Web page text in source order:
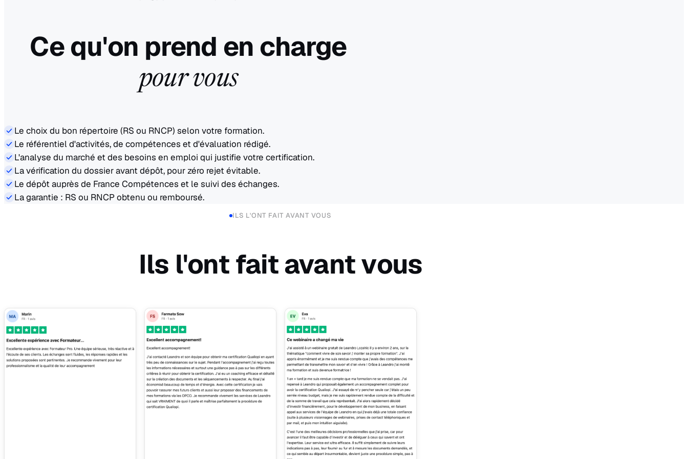
Ce qu'on prend en charge
pour vous
Le choix du bon répertoire (RS ou RNCP) selon votre formation.
Le référentiel d'activités, de compétences et d'évaluation rédigé.
L'analyse du marché et des besoins en emploi qui justifie votre certification.
La vérification du dossier avant dépôt, pour zéro rejet évitable.
Le dépôt auprès de France Compétences et le suivi des échanges.
La garantie : RS ou RNCP obtenu ou remboursé.
ILS L'ONT FAIT AVANT VOUS
Ils l'ont fait avant vous